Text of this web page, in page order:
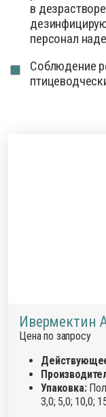
в
персонал
Соблюдение
Ивермектин
Цена по запросу
Упаковка:
3,0; 5,0; 10,0;